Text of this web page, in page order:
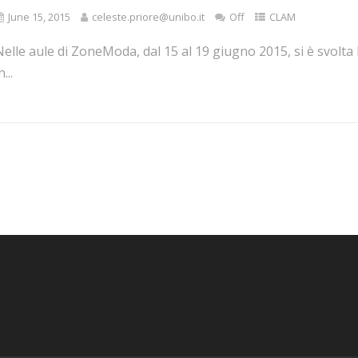
June 15, 2015 celeste.priore@unibo.it Off CLAM
aule di ZoneModa, dal 15 al 19 giugno 2015, si è